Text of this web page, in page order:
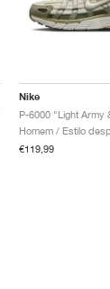
Nike
P-6000 "Light Army
€119,99